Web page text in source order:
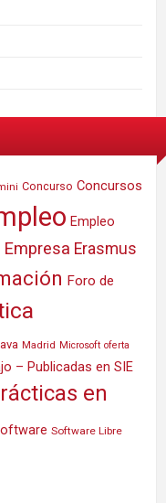
Concurso Concursos
Empleo
Empresa Erasmus
Foro de
Madrid Microsoft oferta
– Publicadas en SIE
en
Software Libre